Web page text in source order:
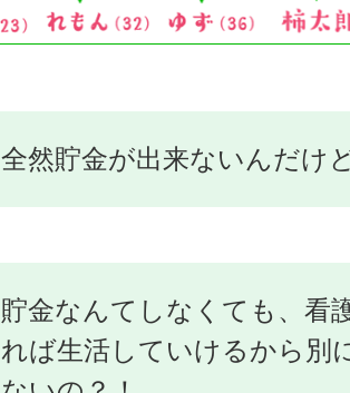
全然貯金が出来ないんだけ
貯金なんてしなくても、看
れば生活していけるから別